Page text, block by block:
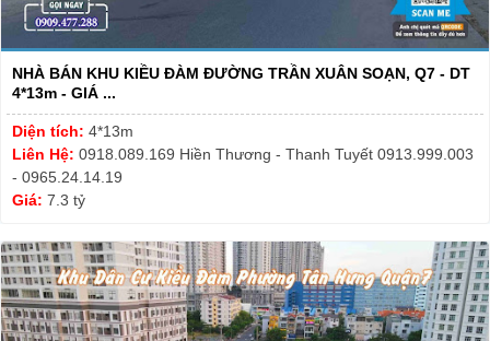
NHÀ BÁN KHU KIỀU ĐÀM ĐƯỜNG TRẦN XUÂN SOẠN, Q7 - DT
4*13m - GIÁ ...
Diện tích: 4*13m
Liên Hệ: 0918.089.169 Hiền Thương - Thanh Tuyết 0913.999.003
- 0965.24.14.19
Giá: 7.3 tỷ